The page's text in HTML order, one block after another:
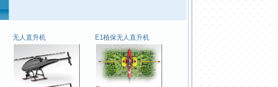
无人直升机 E1植保无人直升机